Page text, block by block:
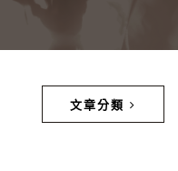
文章分類